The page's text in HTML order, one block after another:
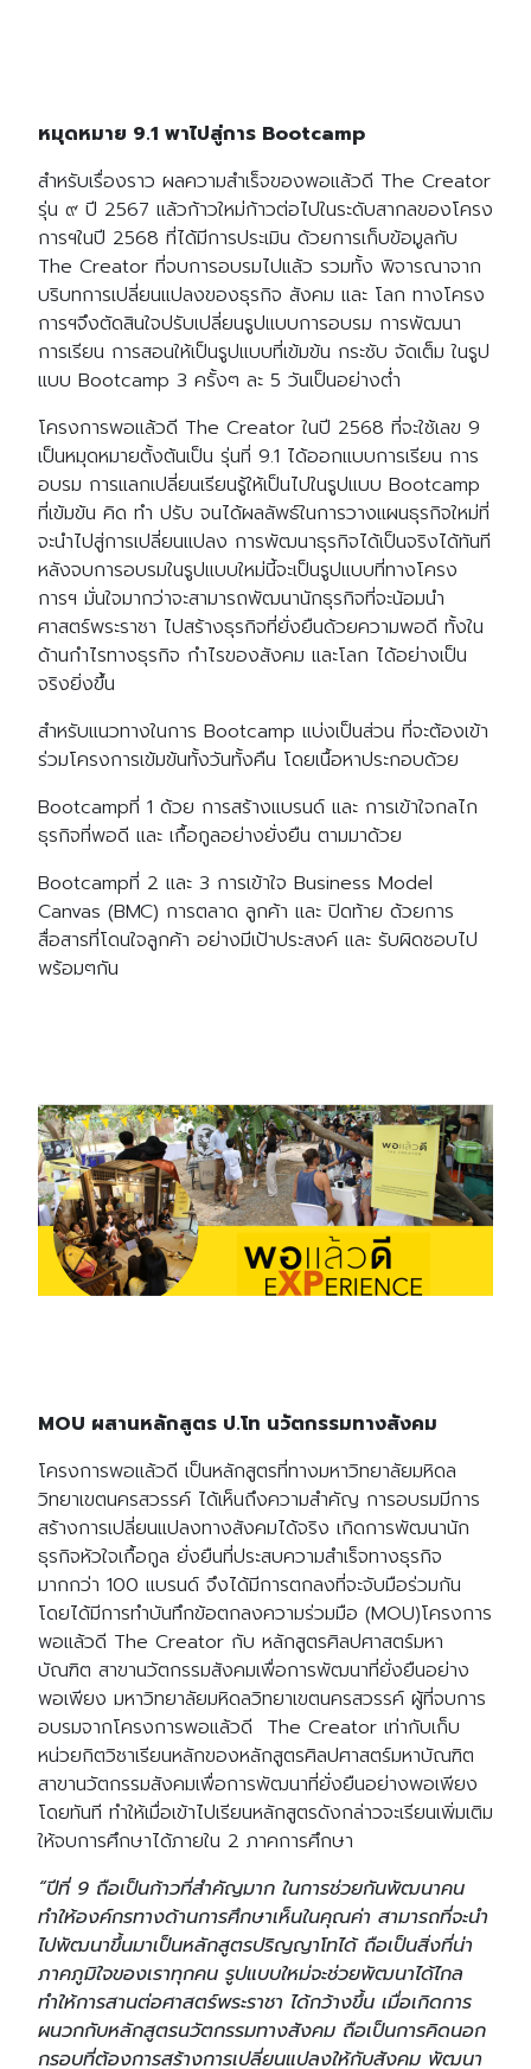
หมุดหมาย 9.1 พาไปสู่การ Bootcamp
สำหรับเรื่องราว ผลความสำเร็จของพอแล้วดี The Creator
รุ่น ๙ ปี 2567 แล้วก้าวใหม่ก้าวต่อไปในระดับสากลของโครง
การฯในปี 2568 ที่ได้มีการประเมิน ด้วยการเก็บข้อมูลกับ
The Creator ที่จบการอบรมไปแล้ว รวมทั้ง พิจารณาจาก
บริบทการเปลี่ยนแปลงของธุรกิจ สังคม และ โลก ทางโครง
การฯจึงตัดสินใจปรับเปลี่ยนรูปแบบการอบรม การพัฒนา
การเรียน การสอนให้เป็นรูปแบบที่เข้มข้น กระชับ จัดเต็ม ในรูป
แบบ Bootcamp 3 ครั้งๆ ละ 5 วันเป็นอย่างต่ำ
โครงการพอแล้วดี The Creator ในปี 2568 ที่จะใช้เลข 9
เป็นหมุดหมายตั้งต้นเป็น รุ่นที่ 9.1 ได้ออกแบบการเรียน การ
อบรม การแลกเปลี่ยนเรียนรู้ให้เป็นไปในรูปแบบ Bootcamp
ที่เข้มข้น คิด ทำ ปรับ จนได้ผลลัพธ์ในการวางแผนธุรกิจใหม่ที่
จะนำไปสู่การเปลี่ยนแปลง การพัฒนาธุรกิจได้เป็นจริงได้ทันที
หลังจบการอบรมในรูปแบบใหม่นี้จะเป็นรูปแบบที่ทางโครง
การฯ มั่นใจมากว่าจะสามารถพัฒนานักธุรกิจที่จะน้อมนำ
ศาสตร์พระราชา ไปสร้างธุรกิจที่ยั่งยืนด้วยความพอดี ทั้งใน
ด้านกำไรทางธุรกิจ กำไรของสังคม และโลก ได้อย่างเป็น
จริงยิ่งขึ้น
สำหรับแนวทางในการ Bootcamp แบ่งเป็นส่วน ที่จะต้องเข้า
ร่วมโครงการเข้มข้นทั้งวันทั้งคืน โดยเนื้อหาประกอบด้วย
Bootcampที่ 1 ด้วย การสร้างแบรนด์ และ การเข้าใจกลไก
ธุรกิจที่พอดี และ เกื้อกูลอย่างยั่งยืน ตามมาด้วย
Bootcampที่ 2 และ 3 การเข้าใจ Business Model
Canvas (BMC) การตลาด ลูกค้า และ ปิดท้าย ด้วยการ
สื่อสารที่โดนใจลูกค้า อย่างมีเป้าประสงค์ และ รับผิดชอบไป
พร้อมๆกัน
MOU ผสานหลักสูตร ป.โท นวัตกรรมทางสังคม
โครงการพอแล้วดี เป็นหลักสูตรที่ทางมหาวิทยาลัยมหิดล
วิทยาเขตนครสวรรค์ ได้เห็นถึงความสำคัญ การอบรมมีการ
สร้างการเปลี่ยนแปลงทางสังคมได้จริง เกิดการพัฒนานัก
ธุรกิจหัวใจเกื้อกูล ยั่งยืนที่ประสบความสำเร็จทางธุรกิจ
มากกว่า 100 แบรนด์ จึงได้มีการตกลงที่จะจับมือร่วมกัน
โดยได้มีการทำบันทึกข้อตกลงความร่วมมือ (MOU)โครงการ
พอแล้วดี The Creator กับ หลักสูตรศิลปศาสตร์มหา
บัณฑิต สาขานวัตกรรมสังคมเพื่อการพัฒนาที่ยั่งยืนอย่าง
พอเพียง มหาวิทยาลัยมหิดลวิทยาเขตนครสวรรค์ ผู้ที่จบการ
อบรมจากโครงการพอแล้วดี The Creator เท่ากับเก็บ
หน่วยกิตวิชาเรียนหลักของหลักสูตรศิลปศาสตร์มหาบัณฑิต
สาขานวัตกรรมสังคมเพื่อการพัฒนาที่ยั่งยืนอย่างพอเพียง
โดยทันที ทำให้เมื่อเข้าไปเรียนหลักสูตรดังกล่าวจะเรียนเพิ่มเติม
ให้จบการศึกษาได้ภายใน 2 ภาคการศึกษา
“ปีที่ 9 ถือเป็นก้าวที่สําคัญมาก ในการช่วยกันพัฒนาคน
ทำให้องค์กรทางด้านการศึกษาเห็นในคุณค่า สามารถที่จะนำ
ไปพัฒนาขึ้นมาเป็นหลักสูตรปริญญาโทได้ ถือเป็นสิ่งที่น่า
ภาคภูมิใจของเราทุกคน รูปแบบใหม่จะช่วยพัฒนาได้ไกล
ทำให้การสานต่อศาสตร์พระราชา ได้กว้างขึ้น เมื่อเกิดการ
ผนวกกับหลักสูตรนวัตกรรมทางสังคม ถือเป็นการคิดนอก
กรอบที่ต้องการสร้างการเปลี่ยนแปลงให้กับสังคม พัฒนา